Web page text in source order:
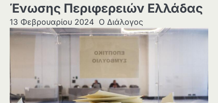
Ένωσης Περιφερειών Ελλάδας
13 Φεβρουαρίου 2024 Ο Διάλογος